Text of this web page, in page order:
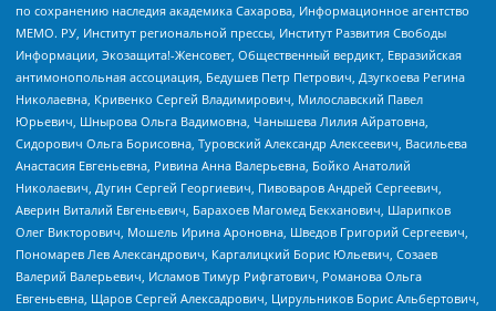
по сохранению наследия академика Сахарова, Информационное агентство
МЕМО. РУ, Институт региональной прессы, Институт Развития Свободы
Информации, Экозащита!-Женсовет, Общественный вердикт, Евразийская
антимонопольная ассоциация, Бедушев Петр Петрович, Дзугкоева Регина
Николаевна, Кривенко Сергей Владимирович, Милославский Павел
Юрьевич, Шнырова Ольга Вадимовна, Чанышева Лилия Айратовна,
Сидорович Ольга Борисовна, Туровский Александр Алексеевич, Васильева
Анастасия Евгеньевна, Ривина Анна Валерьевна, Бойко Анатолий
Николаевич, Дугин Сергей Георгиевич, Пивоваров Андрей Сергеевич,
Аверин Виталий Евгеньевич, Барахоев Магомед Бекханович, Шарипков
Олег Викторович, Мошель Ирина Ароновна, Шведов Григорий Сергеевич,
Пономарев Лев Александрович, Каргалицкий Борис Юльевич, Созаев
Валерий Валерьевич, Исламов Тимур Рифгатович, Романова Ольга
Евгеньевна, Щаров Сергей Алексадрович, Цирульников Борис Альбертович,